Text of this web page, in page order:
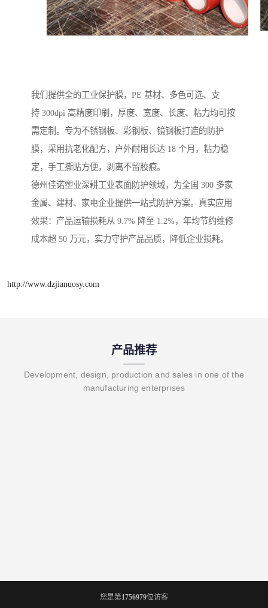
我们提供全的工业保护膜，PE 基材、多色可选、支
持 300dpi 高精度印刷，厚度、宽度、长度、粘力均可按
需定制。专为不锈钢板、彩钢板、镜钢板打造的防护
膜，采用抗老化配方，户外耐用长达 18 个月，粘力稳
定，手工撕贴方便，剥离不留胶痕。
德州佳诺塑业深耕工业表面防护领域，为全国 300 多家
金属、建材、家电企业提供一站式防护方案。真实应用
效果：产品运输损耗从 9.7% 降至 1.2%，年均节约维修
成本超 50 万元，实力守护产品品质，降低企业损耗。
http://www.dzjianuosy.com
产品推荐
Development, design, production and sales in one of the
manufacturing enterprises
您是第1756979位访客